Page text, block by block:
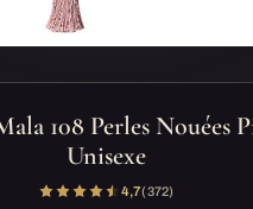
108 Perles Nouées
Unisexe
4,7(372)